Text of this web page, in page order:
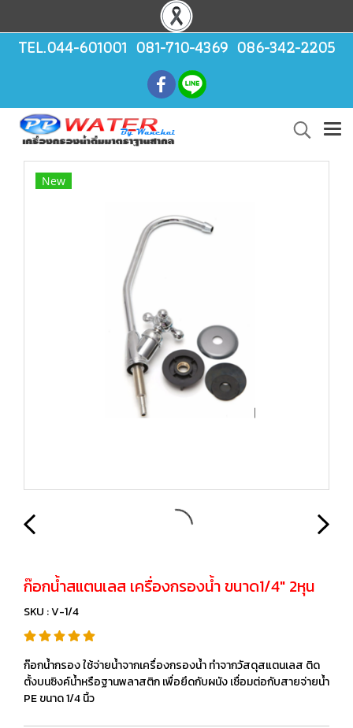
TEL.044-601001 081-710-4369 086-342-2205
New
ก๊อกน้ำสแตนเลส เครื่องกรองน้ำ ขนาด1/4" 2หุน
SKU : V-1/4
ก๊อกน้ำกรอง ใช้จ่ายน้ำจากเครื่องกรองน้ำ ทำจากวัสดุสแตนเลส ติด
ตั้งบนซิงค์น้ำหรือฐานพลาสติก เพื่อยึดกับผนัง เชื่อมต่อกับสายจ่ายน้ำ
PE ขนาด 1/4 นิ้ว